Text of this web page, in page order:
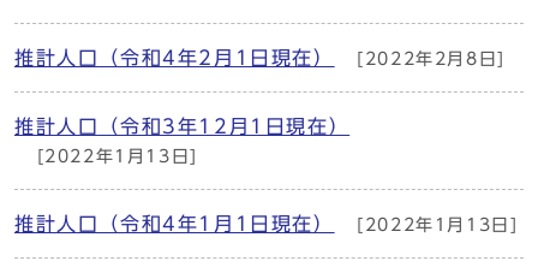
推計人口（令和4年2月1日現在） [2022年2月8日]
推計人口（令和3年12月1日現在）
[2022年1月13日]
推計人口（令和4年1月1日現在） [2022年1月13日]